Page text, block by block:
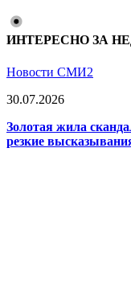
ИНТЕРЕСНО ЗА
Новости СМИ2
30.07.2026
Золотая жила
резкие